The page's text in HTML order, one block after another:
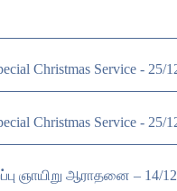
Christmas Service - 25/
Christmas Service - 25/
ஞாயிறு ஆராதனை – 14/